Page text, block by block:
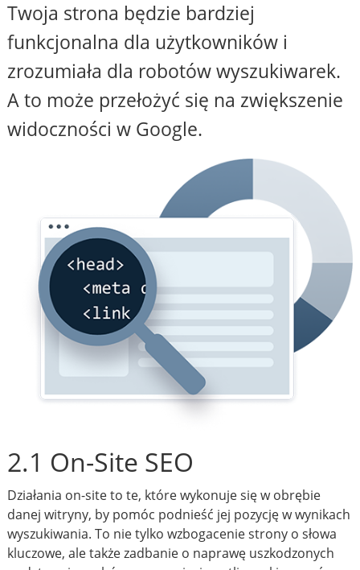
Twoja strona będzie bardziej
funkcjonalna dla użytkowników i
zrozumiała dla robotów wyszukiwarek.
A to może przełożyć się na zwiększenie
widoczności w Google.
2.1 On-Site SEO
Działania on-site to te, które wykonuje się w obrębie
danej witryny, by pomóc podnieść jej pozycję w wynikach
wyszukiwania. To nie tylko wzbogacenie strony o słowa
kluczowe, ale także zadbanie o naprawę uszkodzonych